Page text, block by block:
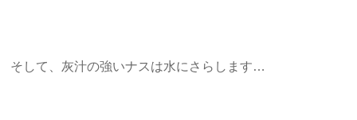
そして、灰汁の強いナスは水にさらします…